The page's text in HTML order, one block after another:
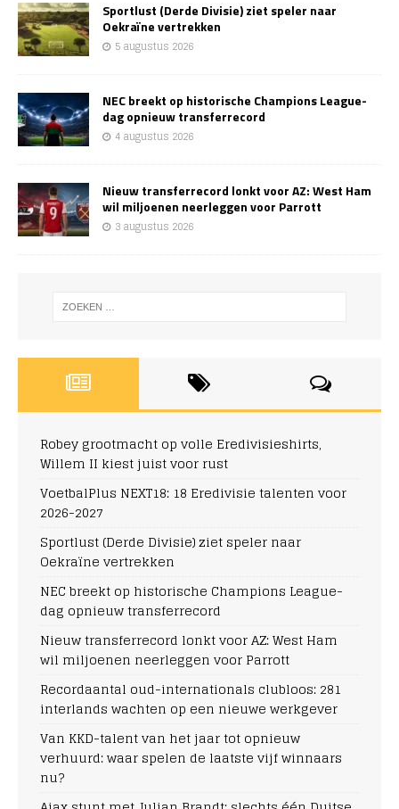
Sportlust (Derde Divisie) ziet speler naar
Oekraïne vertrekken
5 augustus 2026
NEC breekt op historische Champions League-
dag opnieuw transferrecord
4 augustus 2026
Nieuw transferrecord lonkt voor AZ: West Ham
wil miljoenen neerleggen voor Parrott
3 augustus 2026
Robey grootmacht op volle Eredivisieshirts,
Willem II kiest juist voor rust
VoetbalPlus NEXT18: 18 Eredivisie talenten voor
2026-2027
Sportlust (Derde Divisie) ziet speler naar
Oekraïne vertrekken
NEC breekt op historische Champions League-
dag opnieuw transferrecord
Nieuw transferrecord lonkt voor AZ: West Ham
wil miljoenen neerleggen voor Parrott
Recordaantal oud-internationals clubloos: 281
interlands wachten op een nieuwe werkgever
Van KKD-talent van het jaar tot opnieuw
verhuurd: waar spelen de laatste vijf winnaars
nu?